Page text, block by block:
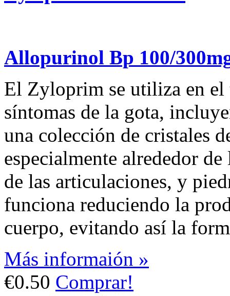
Allopurinol Bp 100/
El Zyloprim se utiliza en el
síntomas de la gota,
una colección de cristales
especialmente alrededor
de las articulaciones, y
funciona reduciendo la
cuerpo, evitando así la
Más informaión »
€0.50 Comprar!